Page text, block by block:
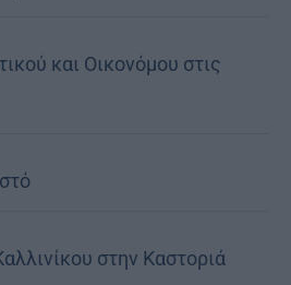
και Οικονόμου στις
στην Καστοριά